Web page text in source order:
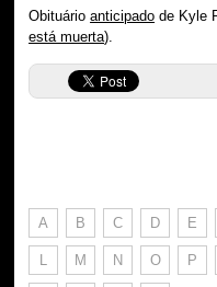
Obituárioanticipado de Kyle
está muerta).
A B C D E
L M N O P